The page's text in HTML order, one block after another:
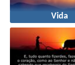
Vida